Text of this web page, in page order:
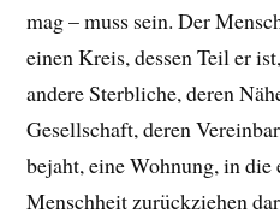
mag – muss sein. Der
einen Kreis, dessen Teil er
andere Sterbliche, deren
Gesellschaft, deren
bejaht, eine Wohnung, in die
Menschheit zurückziehen